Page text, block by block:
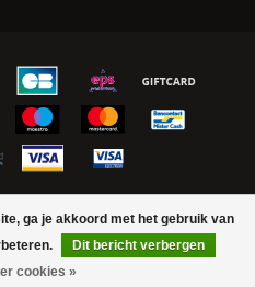
ga je akkoord met het gebruik van
Dit bericht verbergen
cookies »
Hakvoort - Powered by
Lightspeed
Dyvelopment